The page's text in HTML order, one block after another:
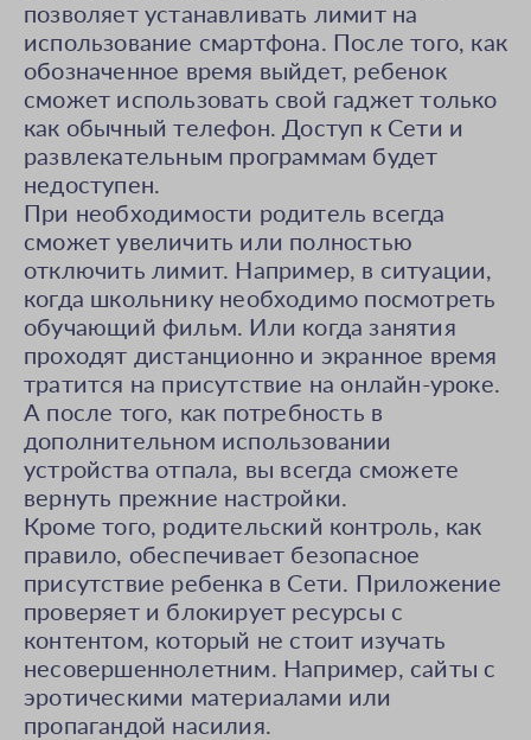
позволяет устанавливать лимит на
использование смартфона. После того, как
обозначенное время выйдет, ребенок
сможет использовать свой гаджет только
как обычный телефон. Доступ к Сети и
развлекательным программам будет
недоступен.
При необходимости родитель всегда
сможет увеличить или полностью
отключить лимит. Например, в ситуации,
когда школьнику необходимо посмотреть
обучающий фильм. Или когда занятия
проходят дистанционно и экранное время
тратится на присутствие на онлайн-уроке.
А после того, как потребность в
дополнительном использовании
устройства отпала, вы всегда сможете
вернуть прежние настройки.
Кроме того, родительский контроль, как
правило, обеспечивает безопасное
присутствие ребенка в Сети. Приложение
проверяет и блокирует ресурсы с
контентом, который не стоит изучать
несовершеннолетним. Например, сайты с
эротическими материалами или
пропагандой насилия.